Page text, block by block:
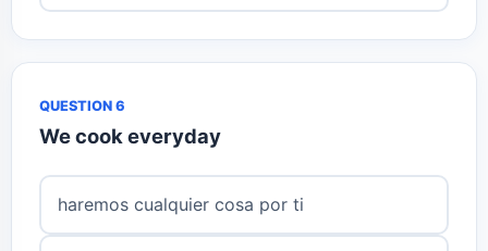
QUESTION 6
We cook everyday
haremos cualquier cosa por ti